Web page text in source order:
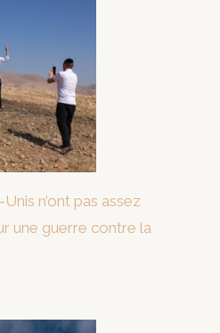
n’ont pas assez
une guerre contre la